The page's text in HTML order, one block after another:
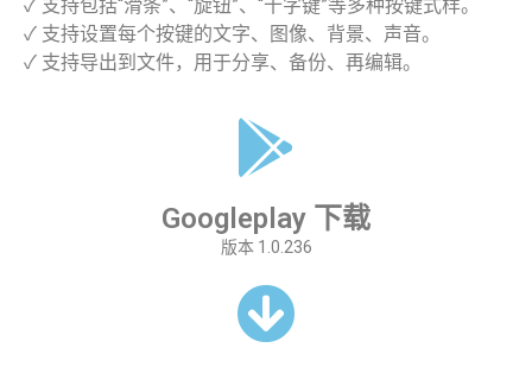
✓ 支持包括“滑条”、“旋钮”、“十字键”等多种按键式样。
✓ 支持设置每个按键的文字、图像、背景、声音。
✓ 支持导出到文件，用于分享、备份、再编辑。
Googleplay 下载
版本 1.0.236